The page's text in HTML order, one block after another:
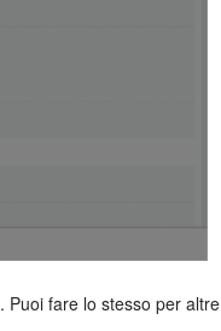
. Puoi fare lo stesso per altre